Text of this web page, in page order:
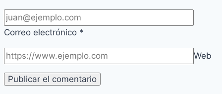
Correo electrónico *
Web